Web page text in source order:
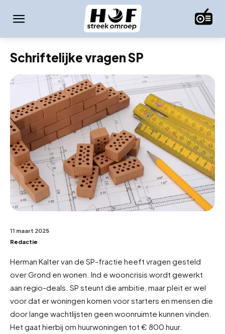
Schriftelijke vragen SP
11 maart 2025
Redactie
Herman Kalter van de SP-fractie heeft vragen gesteld
over Grond en wonen. Ind e wooncrisis wordt gewerkt
aan regio-deals. SP steunt die ambitie, maar pleit er wel
voor dat er woningen komen voor starters en mensen die
door lange wachtlijsten geen woonruimte kunnen vinden.
Het gaat hierbij om huurwoningen tot € 800 huur.